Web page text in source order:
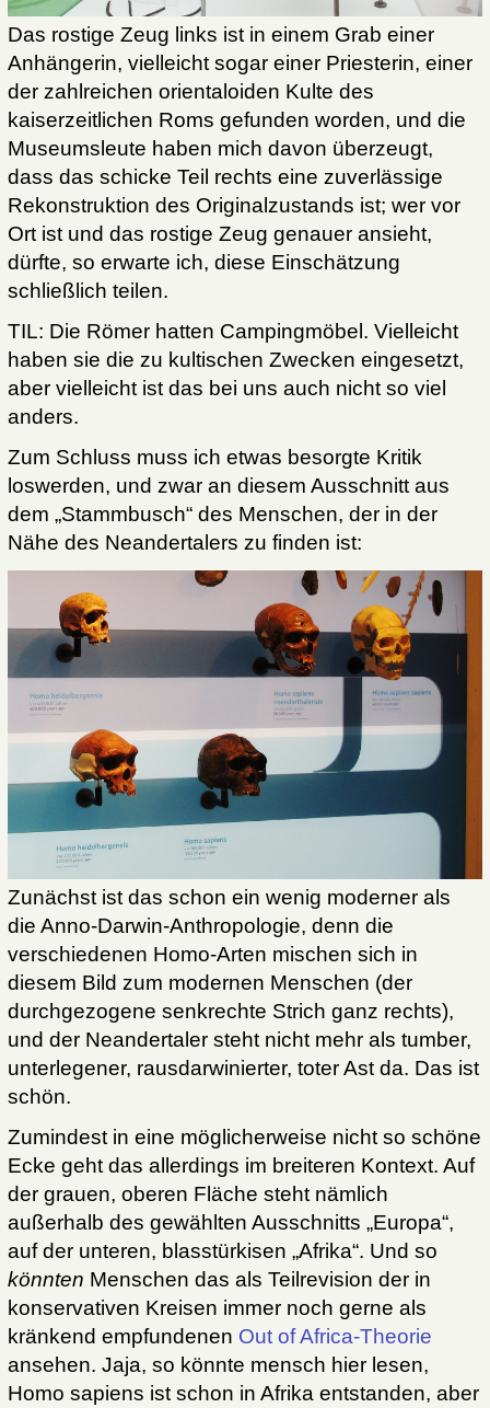
Das rostige Zeug links ist in einem Grab einer
Anhängerin, vielleicht sogar einer Priesterin, einer
der zahlreichen orientaloiden Kulte des
kaiserzeitlichen Roms gefunden worden, und die
Museumsleute haben mich davon überzeugt,
dass das schicke Teil rechts eine zuverlässige
Rekonstruktion des Originalzustands ist; wer vor
Ort ist und das rostige Zeug genauer ansieht,
dürfte, so erwarte ich, diese Einschätzung
schließlich teilen.
TIL: Die Römer hatten Campingmöbel. Vielleicht
haben sie die zu kultischen Zwecken eingesetzt,
aber vielleicht ist das bei uns auch nicht so viel
anders.
Zum Schluss muss ich etwas besorgte Kritik
loswerden, und zwar an diesem Ausschnitt aus
dem „Stammbusch“ des Menschen, der in der
Nähe des Neandertalers zu finden ist:
Zunächst ist das schon ein wenig moderner als
die Anno-Darwin-Anthropologie, denn die
verschiedenen Homo-Arten mischen sich in
diesem Bild zum modernen Menschen (der
durchgezogene senkrechte Strich ganz rechts),
und der Neandertaler steht nicht mehr als tumber,
unterlegener, rausdarwinierter, toter Ast da. Das ist
schön.
Zumindest in eine möglicherweise nicht so schöne
Ecke geht das allerdings im breiteren Kontext. Auf
der grauen, oberen Fläche steht nämlich
außerhalb des gewählten Ausschnitts „Europa“,
auf der unteren, blasstürkisen „Afrika“. Und so
könnten Menschen das als Teilrevision der in
konservativen Kreisen immer noch gerne als
kränkend empfundenen Out of Africa-Theorie
ansehen. Jaja, so könnte mensch hier lesen,
Homo sapiens ist schon in Afrika entstanden, aber